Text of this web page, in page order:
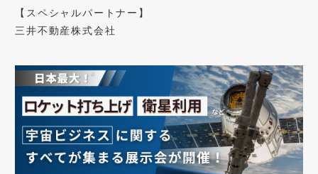
【スペシャルパートナー】
三井不動産株式会社